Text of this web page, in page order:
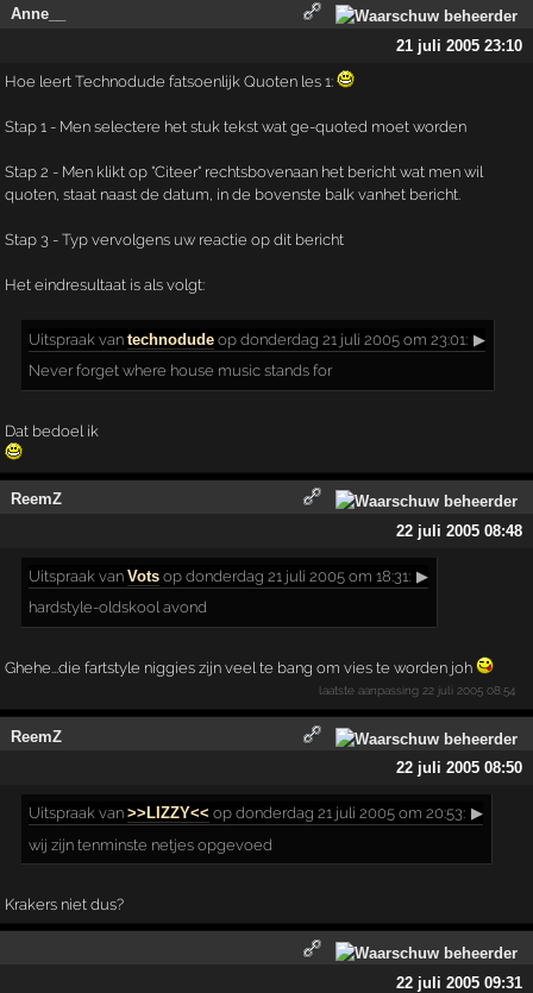
Anne__
21 juli 2005 23:10
Hoe leert Technodude fatsoenlijk Quoten les 1:
Stap 1 - Men selectere het stuk tekst wat ge-quoted moet worden
Stap 2 - Men klikt op "Citeer" rechtsbovenaan het bericht wat men wil
quoten, staat naast de datum, in de bovenste balk vanhet bericht.
Stap 3 - Typ vervolgens uw reactie op dit bericht
Het eindresultaat is als volgt:
Uitspraak vantechnodude op donderdag 21 juli 2005 om 23:01: ▶
Never forget where house music stands for
Dat bedoel ik
ReemZ
22 juli 2005 08:48
Uitspraak vanVots op donderdag 21 juli 2005 om 18:31: ▶
hardstyle-oldskool avond
Ghehe...die fartstyle niggies zijn veel te bang om vies te worden joh
laatste aanpassing 22 juli 2005 08:54
ReemZ
22 juli 2005 08:50
Uitspraak van>>LIZZY<< op donderdag 21 juli 2005 om 20:53: ▶
wij zijn tenminste netjes opgevoed
Krakers niet dus?
22 juli 2005 09:31